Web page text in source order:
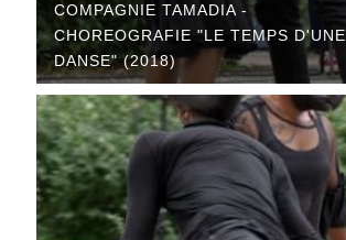
COMPAGNIE TAMADIA -
CHOREOGRAFIE "LE TEMPS D'UNE
DANSE" (2018)